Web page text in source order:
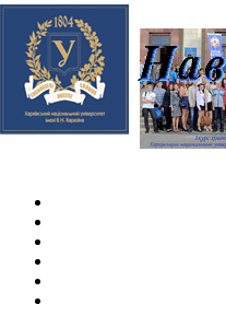
Skip navigation